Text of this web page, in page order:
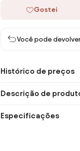
Gostei
Você pode
Histórico de preços
Descrição de
Especificações